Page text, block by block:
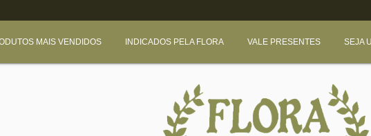
MAIS VENDIDOS INDICADOS PELA FLORA VALE PRESENTES SEJA